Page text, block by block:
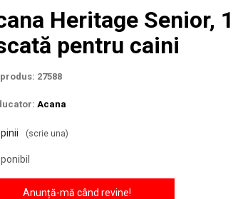
Heritage Senior,
pentru caini
27588
Acana
(scrie una)
Anunță-mă când revine!